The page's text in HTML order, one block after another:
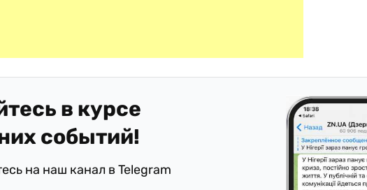
в курсе
событий!
на наш канал в Telegram